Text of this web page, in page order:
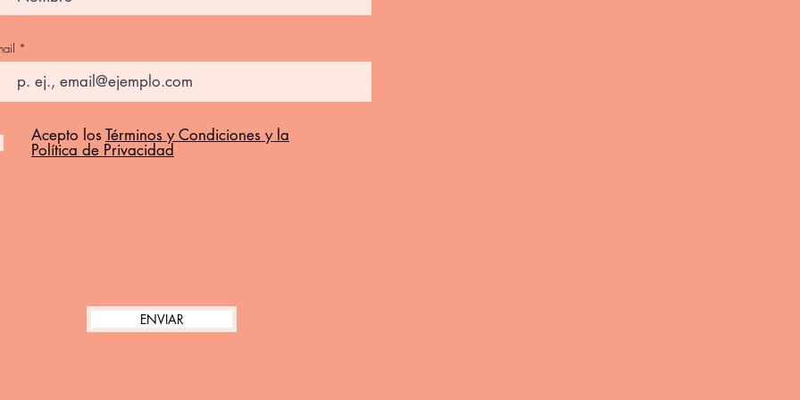
Acepto losTérminos y Condiciones y la
Política de Privacidad
ENVIAR